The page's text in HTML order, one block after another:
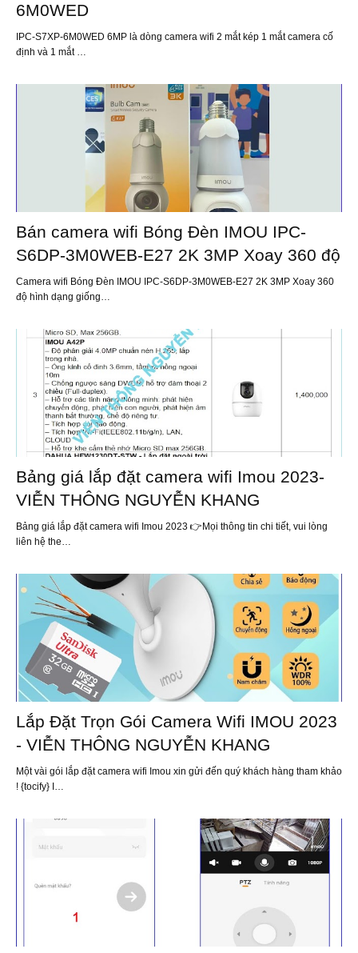
6M0WED
IPC-S7XP-6M0WED 6MP là dòng camera wifi 2 mắt kép 1 mắt camera cố
định và 1 mắt …
Bán camera wifi Bóng Đèn IMOU IPC-
S6DP-3M0WEB-E27 2K 3MP Xoay 360 độ
Camera wifi Bóng Đèn IMOU IPC-S6DP-3M0WEB-E27 2K 3MP Xoay 360
độ hình dạng giống…
Bảng giá lắp đặt camera wifi Imou 2023-
VIỄN THÔNG NGUYỄN KHANG
Bảng giá lắp đặt camera wifi Imou 2023 👉Mọi thông tin chi tiết, vui lòng
liên hệ the…
Lắp Đặt Trọn Gói Camera Wifi IMOU 2023
- VIỄN THÔNG NGUYỄN KHANG
Một vài gói lắp đặt camera wifi Imou xin gửi đến quý khách hàng tham khảo
! {tocify} I…